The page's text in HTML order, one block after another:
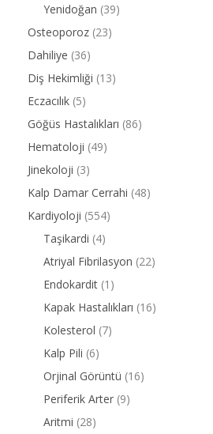
Yenidoğan (39)
Osteoporoz (23)
Dahiliye (36)
Diş Hekimliği (13)
Eczacılık (5)
Göğüs Hastalıkları (86)
Hematoloji (49)
Jinekoloji (3)
Kalp Damar Cerrahi (48)
Kardiyoloji (554)
Taşikardi (4)
Atriyal Fibrilasyon (22)
Endokardit (1)
Kapak Hastalıkları (16)
Kolesterol (7)
Kalp Pili (6)
Orjinal Görüntü (16)
Periferik Arter (9)
Aritmi (28)